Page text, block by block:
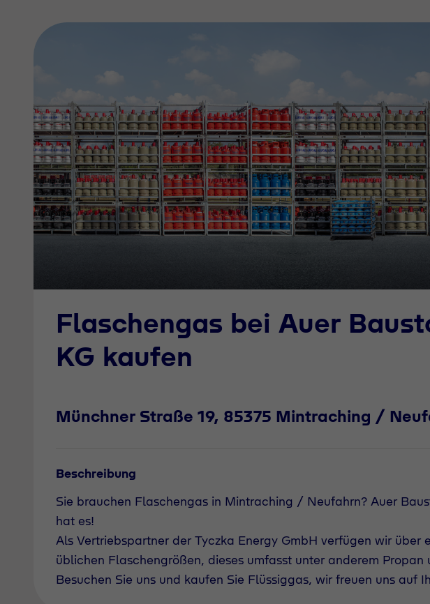
Flaschengas bei Auer
KG kaufen
Münchner Straße 19, 85375 Mintraching /
Beschreibung
Sie brauchen Flaschengas in Mintraching / Neufahrn? Auer
hat es!
Als Vertriebspartner der Tyczka Energy GmbH verfügen wir über
üblichen Flaschengrößen, dieses umfasst unter anderem Propan
Besuchen Sie uns und kaufen Sie Flüssiggas, wir freuen uns auf